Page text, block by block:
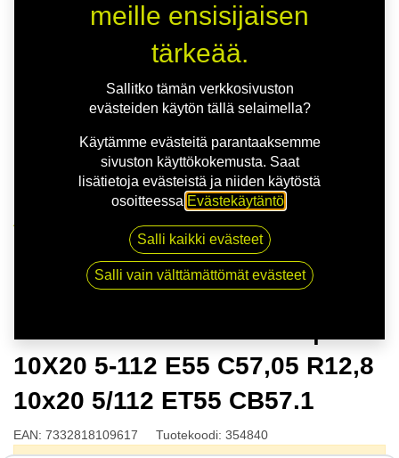
NITRO FURY FF G.GREY | 10X20 5-112 E55 C57,05
R12,8 10x20 5/112 ET55 CB57.1
10X20 5-112 E55 C57,05 R12,8
10x20 5/112 ET55 CB57.1
EAN: 7332818109617 Tuotekoodi: 354840
meille ensisijaisen
tärkeää.
Sallitko tämän verkkosivuston
evästeiden käytön tällä selaimella?
Käytämme evästeitä parantaaksemme
sivuston käyttökokemusta. Saat
lisätietoja evästeistä ja niiden käytöstä
osoitteessa Evästekäytäntö
Salli kaikki evästeet
Salli vain välttämättömät evästeet